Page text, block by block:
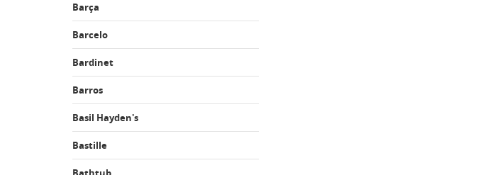
Barça
Barcelo
Bardinet
Barros
Basil Hayden's
Bastille